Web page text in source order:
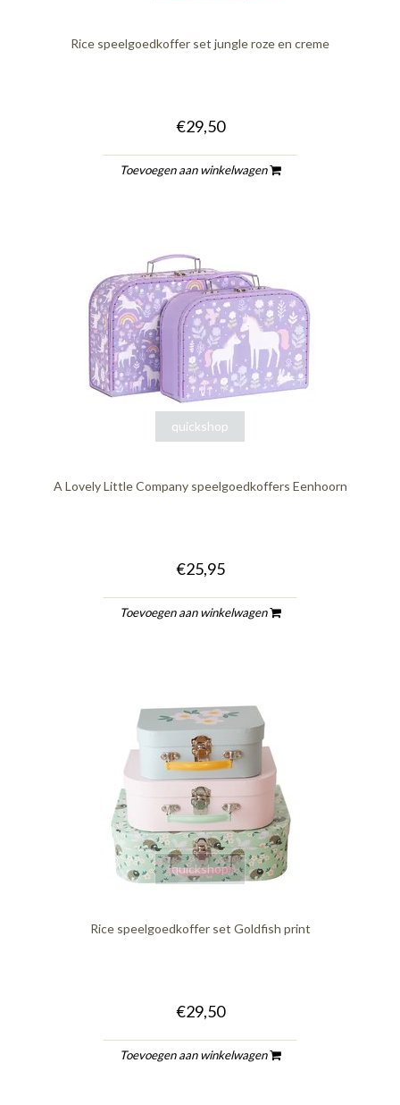
Rice speelgoedkoffer set jungle roze en creme
€29,50
Toevoegen aan winkelwagen
quickshop
A Lovely Little Company speelgoedkoffers Eenhoorn
€25,95
Toevoegen aan winkelwagen
quickshop
Rice speelgoedkoffer set Goldfish print
€29,50
Toevoegen aan winkelwagen